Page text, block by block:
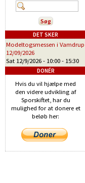
DET SKER
Modeltogsmessen i Vamdrup
12/09/2026
Sat 12/9/2026 - 10:00 - 15:30
DONÉR
Hvis du vil hjælpe med
den videre udvikling af
Sporskiftet, har du
mulighed for at donere et
beløb her: